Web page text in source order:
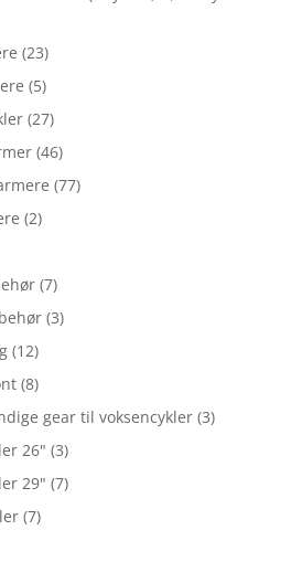
(23)
(5)
(27)
(46)
(77)
(2)
(7)
(3)
(12)
(8)
gear til voksencykler (3)
26" (3)
29" (7)
(7)